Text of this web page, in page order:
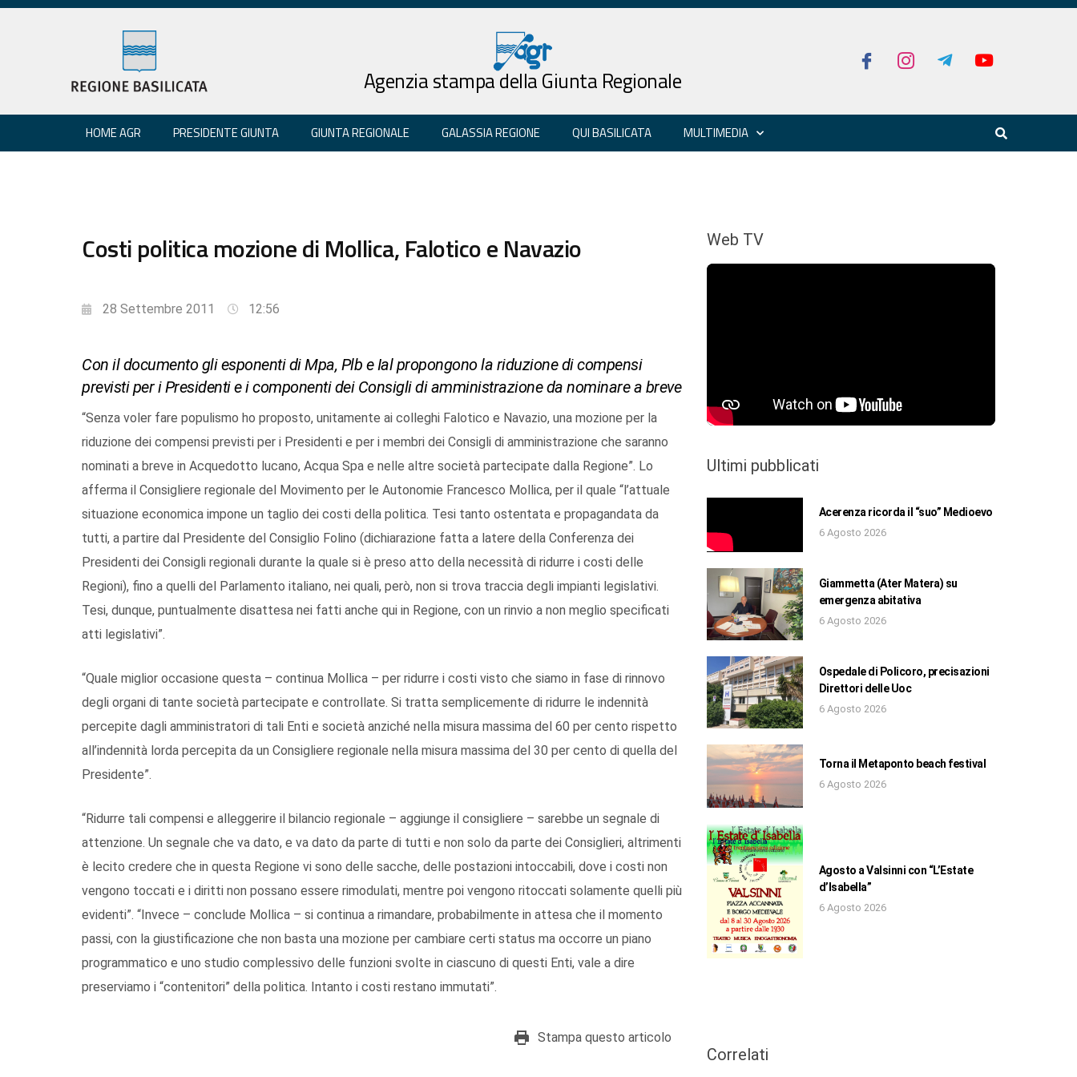
Agenzia stampa della Giunta Regionale
HOME AGR PRESIDENTE GIUNTA GIUNTA REGIONALE GALASSIA REGIONE QUI BASILICATA MULTIMEDIA
Costi politica mozione di Mollica, Falotico e Navazio
28 Settembre 2011 12:56
Con il documento gli esponenti di Mpa, Plb e Ial propongono la riduzione di compensi
previsti per i Presidenti e i componenti dei Consigli di amministrazione da nominare a breve
“Senza voler fare populismo ho proposto, unitamente ai colleghi Falotico e Navazio, una mozione per la
riduzione dei compensi previsti per i Presidenti e per i membri dei Consigli di amministrazione che saranno
nominati a breve in Acquedotto lucano, Acqua Spa e nelle altre società partecipate dalla Regione”. Lo
afferma il Consigliere regionale del Movimento per le Autonomie Francesco Mollica, per il quale “l’attuale
situazione economica impone un taglio dei costi della politica. Tesi tanto ostentata e propagandata da
tutti, a partire dal Presidente del Consiglio Folino (dichiarazione fatta a latere della Conferenza dei
Presidenti dei Consigli regionali durante la quale si è preso atto della necessità di ridurre i costi delle
Regioni), fino a quelli del Parlamento italiano, nei quali, però, non si trova traccia degli impianti legislativi.
Tesi, dunque, puntualmente disattesa nei fatti anche qui in Regione, con un rinvio a non meglio specificati
atti legislativi”.
“Quale miglior occasione questa – continua Mollica – per ridurre i costi visto che siamo in fase di rinnovo
degli organi di tante società partecipate e controllate. Si tratta semplicemente di ridurre le indennità
percepite dagli amministratori di tali Enti e società anziché nella misura massima del 60 per cento rispetto
all’indennità lorda percepita da un Consigliere regionale nella misura massima del 30 per cento di quella del
Presidente”.
“Ridurre tali compensi e alleggerire il bilancio regionale – aggiunge il consigliere – sarebbe un segnale di
attenzione. Un segnale che va dato, e va dato da parte di tutti e non solo da parte dei Consiglieri, altrimenti
è lecito credere che in questa Regione vi sono delle sacche, delle postazioni intoccabili, dove i costi non
vengono toccati e i diritti non possano essere rimodulati, mentre poi vengono ritoccati solamente quelli più
evidenti”. “Invece – conclude Mollica – si continua a rimandare, probabilmente in attesa che il momento
passi, con la giustificazione che non basta una mozione per cambiare certi status ma occorre un piano
programmatico e uno studio complessivo delle funzioni svolte in ciascuno di questi Enti, vale a dire
preserviamo i “contenitori” della politica. Intanto i costi restano immutati”.
Stampa questo articolo
Web TV
Ultimi pubblicati
Acerenza ricorda il “suo” Medioevo
6 Agosto 2026
Giammetta (Ater Matera) su
emergenza abitativa
6 Agosto 2026
Ospedale di Policoro, precisazioni
Direttori delle Uoc
6 Agosto 2026
Torna il Metaponto beach festival
6 Agosto 2026
Agosto a Valsinni con “L’Estate
d’Isabella”
6 Agosto 2026
Correlati